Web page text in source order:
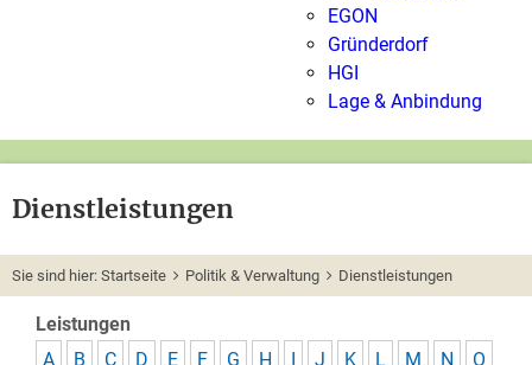
EGON
Gründerdorf
HGI
Lage & Anbindung
Dienstleistungen
Sie sind hier: Startseite Politik & Verwaltung Dienstleistungen
Leistungen
A
B C D E F G H I J K L M N
O